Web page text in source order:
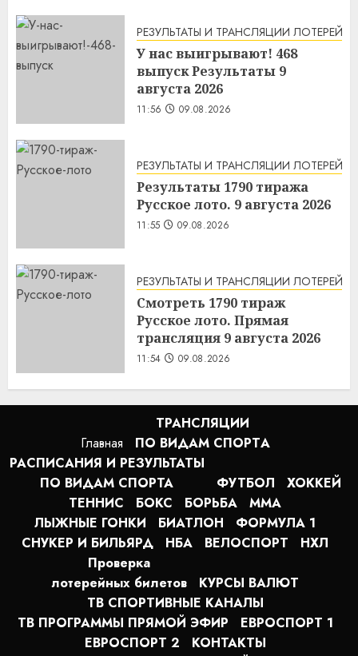
РЕЗУЛЬТАТЫ И ТРАНСЛЯЦИИ ЛОТЕРЕЙ
У нас выигрывают! 468
выпуск Результаты 9
августа 2026
11:56 09.08.2026
РЕЗУЛЬТАТЫ И ТРАНСЛЯЦИИ ЛОТЕРЕЙ
Результаты 1790 тиража
Русское лото. 9 августа 2026
11:55 09.08.2026
РЕЗУЛЬТАТЫ И ТРАНСЛЯЦИИ ЛОТЕРЕЙ
Смотреть 1790 тираж
Русское лото. Прямая
трансляция 9 августа 2026
11:54 09.08.2026
Главная
ТРАНСЛЯЦИИ
ПО ВИДАМ СПОРТA
РАСПИСАНИЯ И РЕЗУЛЬТАТЫ
ПО ВИДАМ СПОРТА
ФУТБОЛ
ХОККЕЙ
ТЕННИС
БОКС БОРЬБА
MMA
ЛЫЖНЫЕ ГОНКИ
БИАТЛОН
ФОРМУЛА 1
СНУКЕР И БИЛЬЯРД
НБА ВЕЛОСПОРТ
НХЛ
Проверка
лотерейных билетов
КУРСЫ ВАЛЮТ
ТВ СПОРТИВНЫЕ КАНАЛЫ
ТВ ПРОГРАММЫ ПРЯМОЙ ЭФИР
ЕВРОСПОРТ 1
ЕВРОСПОРТ 2
КОНТАКТЫ